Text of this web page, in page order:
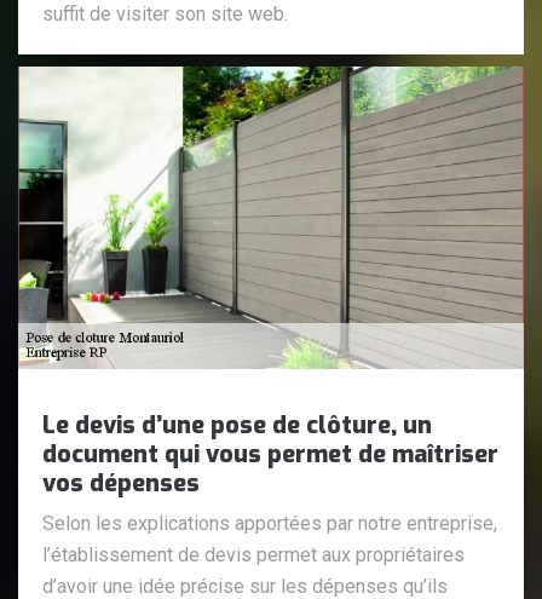
suffit de visiter son site web.
Le devis d’une pose de clôture, un
document qui vous permet de maîtriser
vos dépenses
Selon les explications apportées par notre entreprise,
l’établissement de devis permet aux propriétaires
d’avoir une idée précise sur les dépenses qu’ils